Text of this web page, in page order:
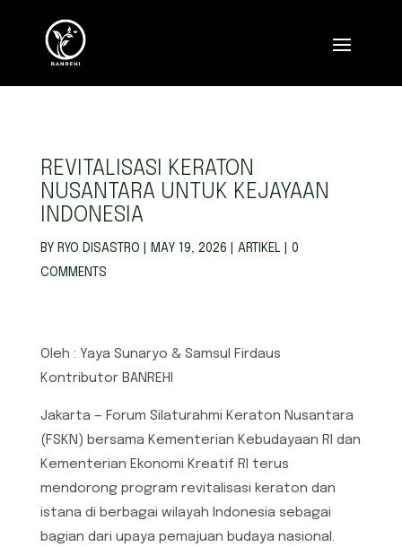
REVITALISASI KERATON
NUSANTARA UNTUK KEJAYAAN
INDONESIA
BY RYO DISASTRO MAY 19, 2026 ARTIKEL
0
COMMENTS
Oleh : Yaya Sunaryo & Samsul Firdaus
Kontributor BANREHI
Jakarta — Forum Silaturahmi Keraton Nusantara
(FSKN) bersama Kementerian Kebudayaan RI dan
Kementerian Ekonomi Kreatif RI terus
mendorong program revitalisasi keraton dan
istana di berbagai wilayah Indonesia sebagai
bagian dari upaya pemajuan budaya nasional.